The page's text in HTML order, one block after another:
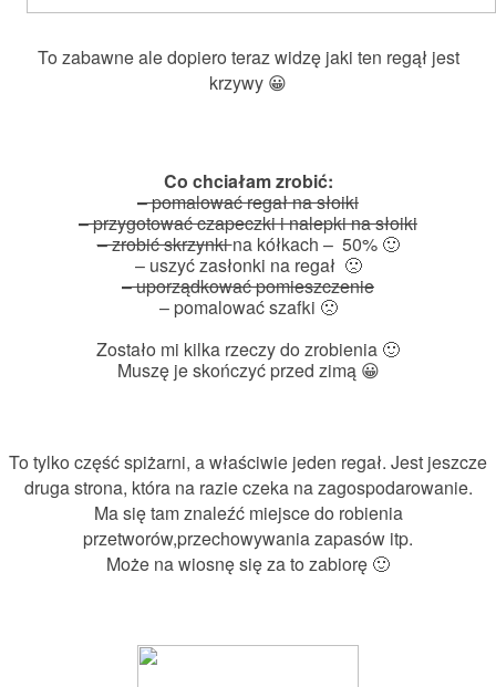
To zabawne ale dopiero teraz widzę jaki ten regął jest
krzywy 😀
Co chciałam zrobić:
– pomalować regał na słoiki
– przygotować czapeczki i nalepki na słoiki
– zrobić skrzynkina kółkach – 50% 🙂
– uszyć zasłonki na regał 🙁
– uporządkować pomieszczenie
– pomalować szafki 🙁
Zostało mi kilka rzeczy do zrobienia 🙂
Muszę je skończyć przed zimą 😀
To tylko część spiżarni, a właściwie jeden regał. Jest jeszcze
druga strona, która na razie czeka na zagospodarowanie.
Ma się tam znaleźć miejsce do robienia
przetworów,przechowywania zapasów itp.
Może na wiosnę się za to zabiorę 🙂